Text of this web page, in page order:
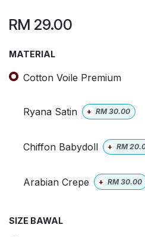
RM 29.00
MATERIAL
Cotton Voile Premium
Ryana Satin + RM30.00
Chiffon Babydoll + RM
Arabian Crepe + RM30.00
SIZE BAWAL